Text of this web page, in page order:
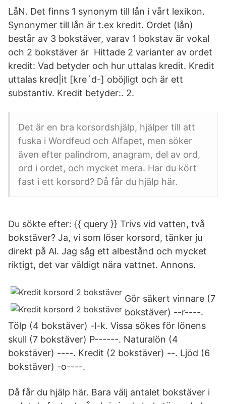
LåN. Det finns 1 synonym till lån i vårt lexikon.
Synonymer till lån är t.ex kredit. Ordet (lån)
består av 3 bokstäver, varav 1 bokstav är vokal
och 2 bokstäver är Hittade 2 varianter av ordet
kredit: Vad betyder och hur uttalas kredit. Kredit
uttalas kred|it [kre´d-] oböjligt och är ett
substantiv. Kredit betyder:. 2.
Det är en bra korsordshjälp, hjälper till att
fuska i Wordfeud och Alfapet, men söker
även efter palindrom, anagram, del av ord,
ord i ordet, och mycket mera. Har du kört
fast i ett korsord? Då får du hjälp här.
Du sökte efter: {{ query }} Trivs vid vatten, två
bokstäver? Ja, vi som löser korsord, tänker ju
direkt på Al. Jag såg ett albestånd och mycket
riktigt, det var väldigt nära vattnet. Annons.
Gör säkert vinnare (7
bokstäver) --r----.
Tölp (4 bokstäver) -l-k. Vissa sökes för lönens
skull (7 bokstäver) P------. Naturalön (4
bokstäver) ----. Kredit (2 bokstäver) --. Ljöd (6
bokstäver) -o----.
Då får du hjälp här. Bara välj antalet bokstäver i